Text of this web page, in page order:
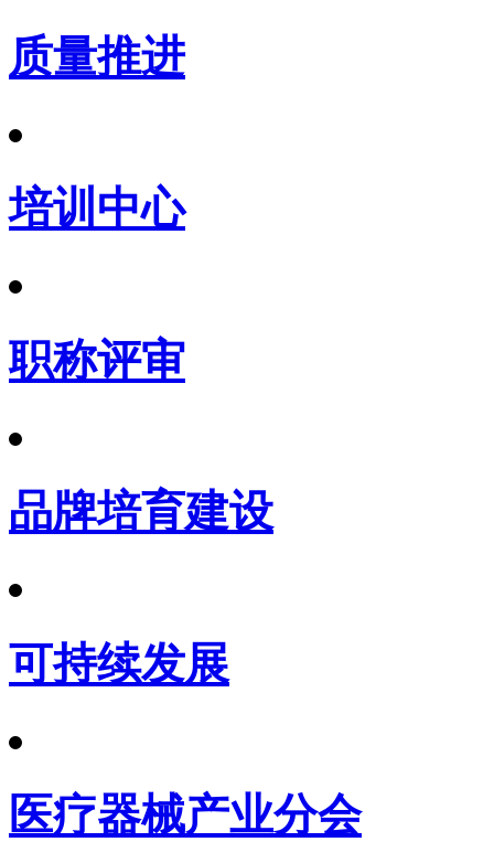
质量推进
培训中心
职称评审
品牌培育建设
可持续发展
医疗器械产业分会